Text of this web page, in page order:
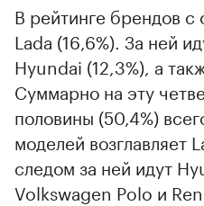
В рейтинге брендов
Lada (16,6%). За ней
Hyundai (12,3%), а
Суммарно на эту
половины (50,4%)
моделей возглавляет
следом за ней идут
Volkswagen Polo и